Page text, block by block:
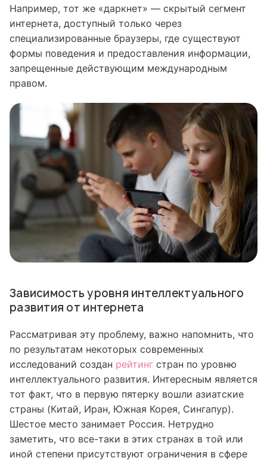
Например, тот же «даркнет» — скрытый сегмент
интернета, доступный только через
специализированные браузеры, где существуют
формы поведения и предоставления информации,
запрещенные действующим международным
правом.
Зависимость уровня интеллектуального
развития от интернета
Рассматривая эту проблему, важно напомнить, что
по результатам некоторых современных
исследований создан рейтинг стран по уровню
интеллектуального развития. Интересным является
тот факт, что в первую пятерку вошли азиатские
страны (Китай, Иран, Южная Корея, Сингапур).
Шестое место занимает Россия. Нетрудно
заметить, что все-таки в этих странах в той или
иной степени присутствуют ограничения в сфере